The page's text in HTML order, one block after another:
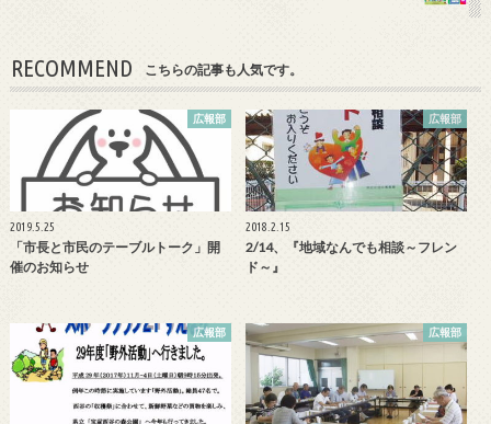
RECOMMEND こちらの記事も人気です。
広報部
2019.5.25
「市長と市民のテーブルトーク」開
催のお知らせ
広報部
2018.2.15
2/14、『地域なんでも相談～フレン
ド～』
広報部 広報部